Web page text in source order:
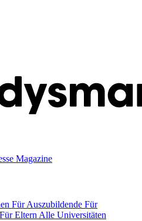
Magazine
Für Auszubildende Für
Für Eltern Alle Universitäten